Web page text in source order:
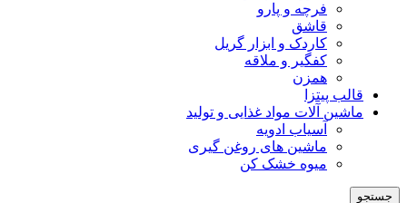
فرچه و پارو
قاشق
کاردک و ابزار گریل
کفگیر و ملاقه
همزن
قالب پیتزا
ماشین آلات مواد غذایی و تولید
آسیاب ادویه
ماشین های روغن گیری
میوه خشک کن
جستجو